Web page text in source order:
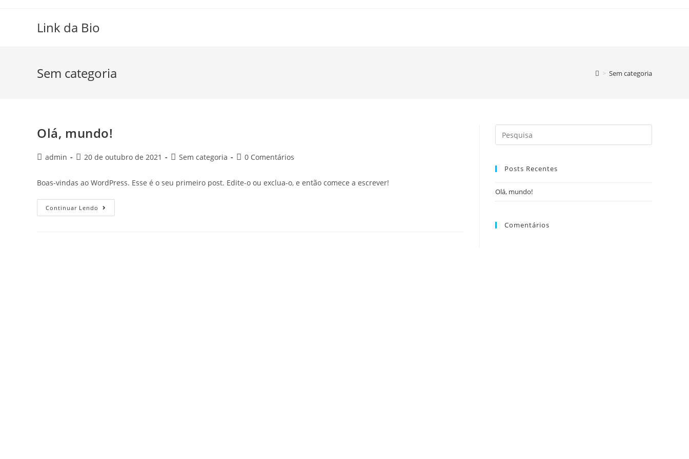
Link da Bio
Sem categoria > Sem categoria
Olá, mundo!
Postadmin
Post20 de outubro de 2021
PostSem categoria
Post0 Comentários
Boas-vindas ao WordPress. Esse é o seu primeiro post. Edite-o ou exclua-o, e então comece a escrever!
Continuar Lendo Olá,
Mundo!
Search
this
Posts Recentes
Olá, mundo!
Comentários